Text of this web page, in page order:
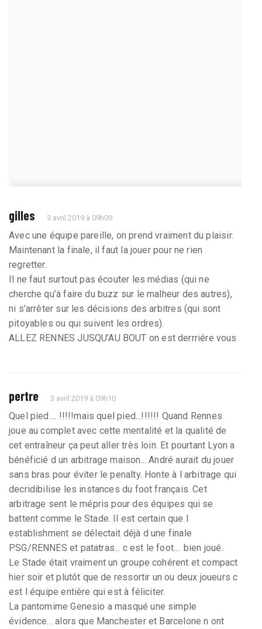
gilles 3 avril 2019 à 09h09
Avec une équipe pareille, on prend vraiment du plaisir.
Maintenant la finale, il faut la jouer pour ne rien
regretter.
Il ne faut surtout pas écouter les médias (qui ne
cherche qu’à faire du buzz sur le malheur des autres),
ni s’arrêter sur les décisions des arbitres (qui sont
pitoyables ou qui suivent les ordres).
ALLEZ RENNES JUSQU’AU BOUT on est derrriére vous
pertre 3 avril 2019 à 09h10
Quel pied.... !!!!!mais quel pied...!!!!!! Quand Rennes
joue au complet avec cette mentalité et la qualité de
cet entraîneur ça peut aller très loin. Et pourtant Lyon a
bénéficié d un arbitrage maison... André aurait du jouer
sans bras pour éviter le penalty. Honte à l arbitrage qui
decridibilise les instances du foot français. Cet
arbitrage sent le mépris pour des équipes qui se
battent comme le Stade. Il est certain que l
establishment se délectait déjà d une finale
PSG/RENNES et patatras... c est le foot.... bien joué.
Le Stade était vraiment un groupe cohérent et compact
hier soir et plutôt que de ressortir un ou deux joueurs c
est l équipe entière qui est à féliciter.
La pantomime Genesio a masqué une simple
évidence... alors que Manchester et Barcelone n ont